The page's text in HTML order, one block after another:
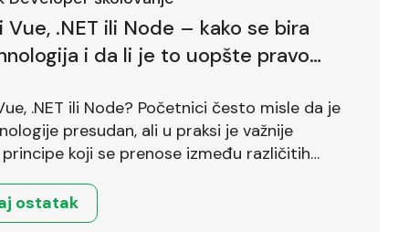
Vue, .NET ili Node – kako se bira
i da li je to uopšte pravo
.NET ili Node? Početnici često misle da je
presudan, ali u praksi je važnije
koji se prenose između različitih
ostatak